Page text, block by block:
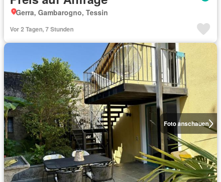
Gerra, Gambarogno, Tessin
Vor 2 Tagen, 7 Stunden
Foto anschauen